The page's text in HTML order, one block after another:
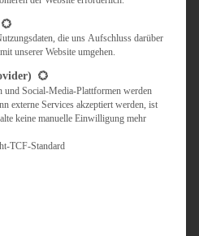
die uns Aufschluss darüber
unserer Website umgehen.
und Social-Media-Plattformen werden
externe Services akzeptiert werden, ist
keine manuelle Einwilligung mehr
TCF-Standard